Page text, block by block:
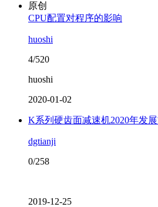
原创
CPU配置对程序的影响
huoshi
4/520
huoshi
2020-01-02
K系列硬齿面减速机2020年发
dgtianji
0/258
2019-12-25